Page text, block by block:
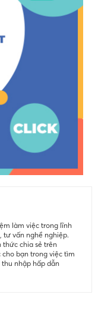
làm việc trong lĩnh
tư vấn nghề nghiệp.
thức chia sẻ trên
bạn trong việc tìm
nhập hấp dẫn